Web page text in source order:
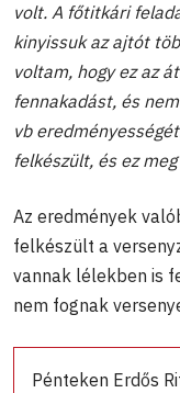
volt. A főtitkári
kinyissuk az ajtót
voltam, hogy ez az
fennakadást, és
vb
felkészült, és ez
Az eredmények
felkészült a
vannak lélekben is
nem fognak
Pénteken Erdős